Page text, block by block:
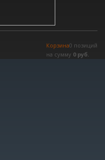
Корзина0 позиций
на сумму 0 руб.